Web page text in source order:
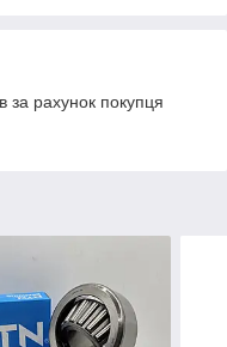
за рахунок покупця